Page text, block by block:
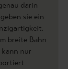
darin
sie ein
breite Bahn
nur